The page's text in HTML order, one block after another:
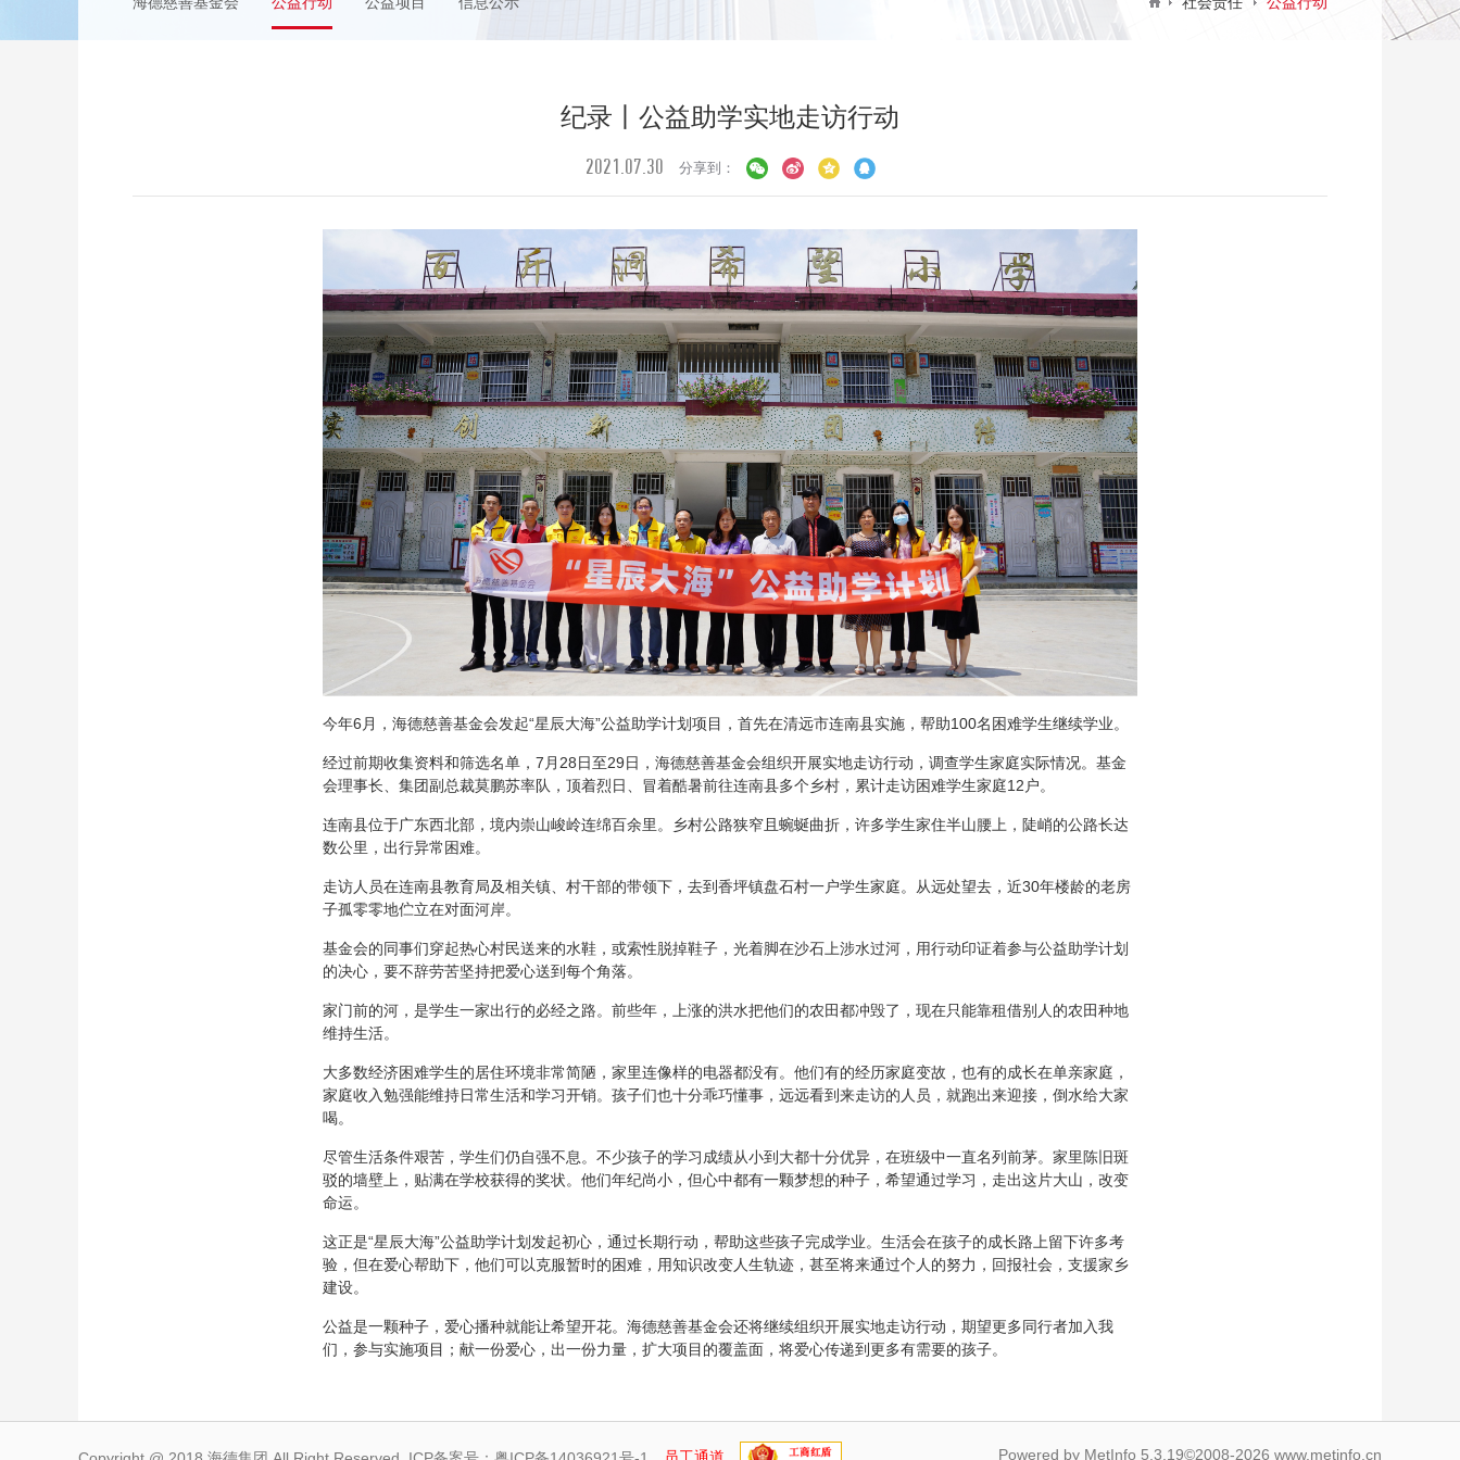
纪录丨公益助学实地走访行动
2021.07.30 分享到：
今年6月，海德慈善基金会发起“星辰大海”公益助学计划项目，首先在清远市连南县实施，帮助100名困难学生继续学业。
经过前期收集资料和筛选名单，7月28日至29日，海德慈善基金会组织开展实地走访行动，调查学生家庭实际情况。基金
会理事长、集团副总裁莫鹏苏率队，顶着烈日、冒着酷暑前往连南县多个乡村，累计走访困难学生家庭12户。
连南县位于广东西北部，境内崇山峻岭连绵百余里。乡村公路狭窄且蜿蜒曲折，许多学生家住半山腰上，陡峭的公路长达
数公里，出行异常困难。
走访人员在连南县教育局及相关镇、村干部的带领下，去到香坪镇盘石村一户学生家庭。从远处望去，近30年楼龄的老房
子孤零零地伫立在对面河岸。
基金会的同事们穿起热心村民送来的水鞋，或索性脱掉鞋子，光着脚在沙石上涉水过河，用行动印证着参与公益助学计划
的决心，要不辞劳苦坚持把爱心送到每个角落。
家门前的河，是学生一家出行的必经之路。前些年，上涨的洪水把他们的农田都冲毁了，现在只能靠租借别人的农田种地
维持生活。
大多数经济困难学生的居住环境非常简陋，家里连像样的电器都没有。他们有的经历家庭变故，也有的成长在单亲家庭，
家庭收入勉强能维持日常生活和学习开销。孩子们也十分乖巧懂事，远远看到来走访的人员，就跑出来迎接，倒水给大家
喝。
尽管生活条件艰苦，学生们仍自强不息。不少孩子的学习成绩从小到大都十分优异，在班级中一直名列前茅。家里陈旧斑
驳的墙壁上，贴满在学校获得的奖状。他们年纪尚小，但心中都有一颗梦想的种子，希望通过学习，走出这片大山，改变
命运。
这正是“星辰大海”公益助学计划发起初心，通过长期行动，帮助这些孩子完成学业。生活会在孩子的成长路上留下许多考
验，但在爱心帮助下，他们可以克服暂时的困难，用知识改变人生轨迹，甚至将来通过个人的努力，回报社会，支援家乡
建设。
公益是一颗种子，爱心播种就能让希望开花。海德慈善基金会还将继续组织开展实地走访行动，期望更多同行者加入我
们，参与实施项目；献一份爱心，出一份力量，扩大项目的覆盖面，将爱心传递到更多有需要的孩子。
Powered by MetInfo 5.3.19©2008-2026 www.metinfo.cn